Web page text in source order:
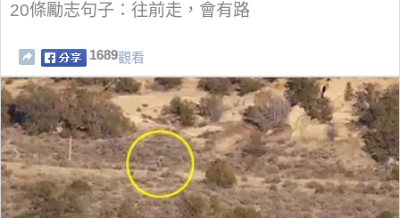
20條勵志句子：往前走，會有路
1689觀看